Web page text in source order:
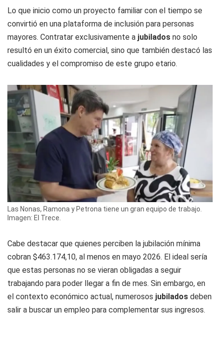
Lo que inicio como un proyecto familiar con el tiempo se
convirtió en una plataforma de inclusión para personas
mayores. Contratar exclusivamente a jubilados no solo
resultó en un éxito comercial, sino que también destacó las
cualidades y el compromiso de este grupo etario.
Las Nonas, Ramona y Petrona tiene un gran equipo de trabajo.
Imagen: El Trece.
Cabe destacar que quienes perciben la jubilación mínima
cobran $463.174,10, al menos en mayo 2026. El ideal sería
que estas personas no se vieran obligadas a seguir
trabajando para poder llegar a fin de mes. Sin embargo, en
el contexto económico actual, numerosos jubilados deben
salir a buscar un empleo para complementar sus ingresos.